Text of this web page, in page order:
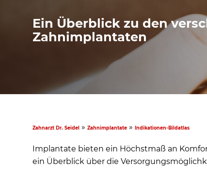
Zahnarzt Dr. Seidel »Zahnimplantate » Indikationen-Bildatlas
Ein Überblick zu den
Zahnimplantaten
Implantate bieten ein Höchstmaß an
ein Überblick über die